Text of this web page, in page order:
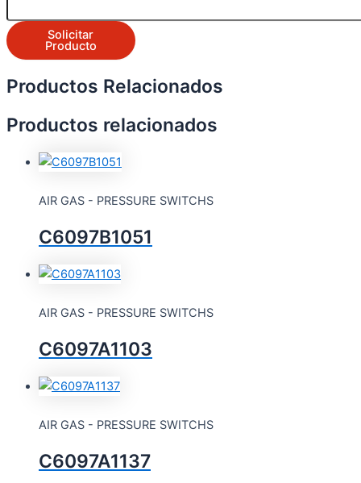
Solicitar
Producto
Productos Relacionados
Productos relacionados
AIR GAS - PRESSURE SWITCHS
C6097B1051
AIR GAS - PRESSURE SWITCHS
C6097A1103
AIR GAS - PRESSURE SWITCHS
C6097A1137